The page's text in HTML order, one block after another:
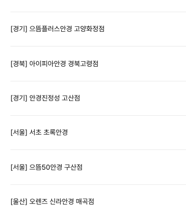
[경기] 으뜸플러스안경 고양화정점
[경북] 아이피아안경 경북고령점
[경기] 안경진정성 고산점
[서울] 서초 초록안경
[서울] 으뜸50안경 구산점
[울산] 오렌즈 신라안경 매곡점